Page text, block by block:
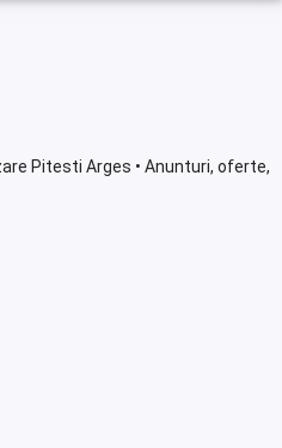
Pitesti Arges • Anunturi, oferte,